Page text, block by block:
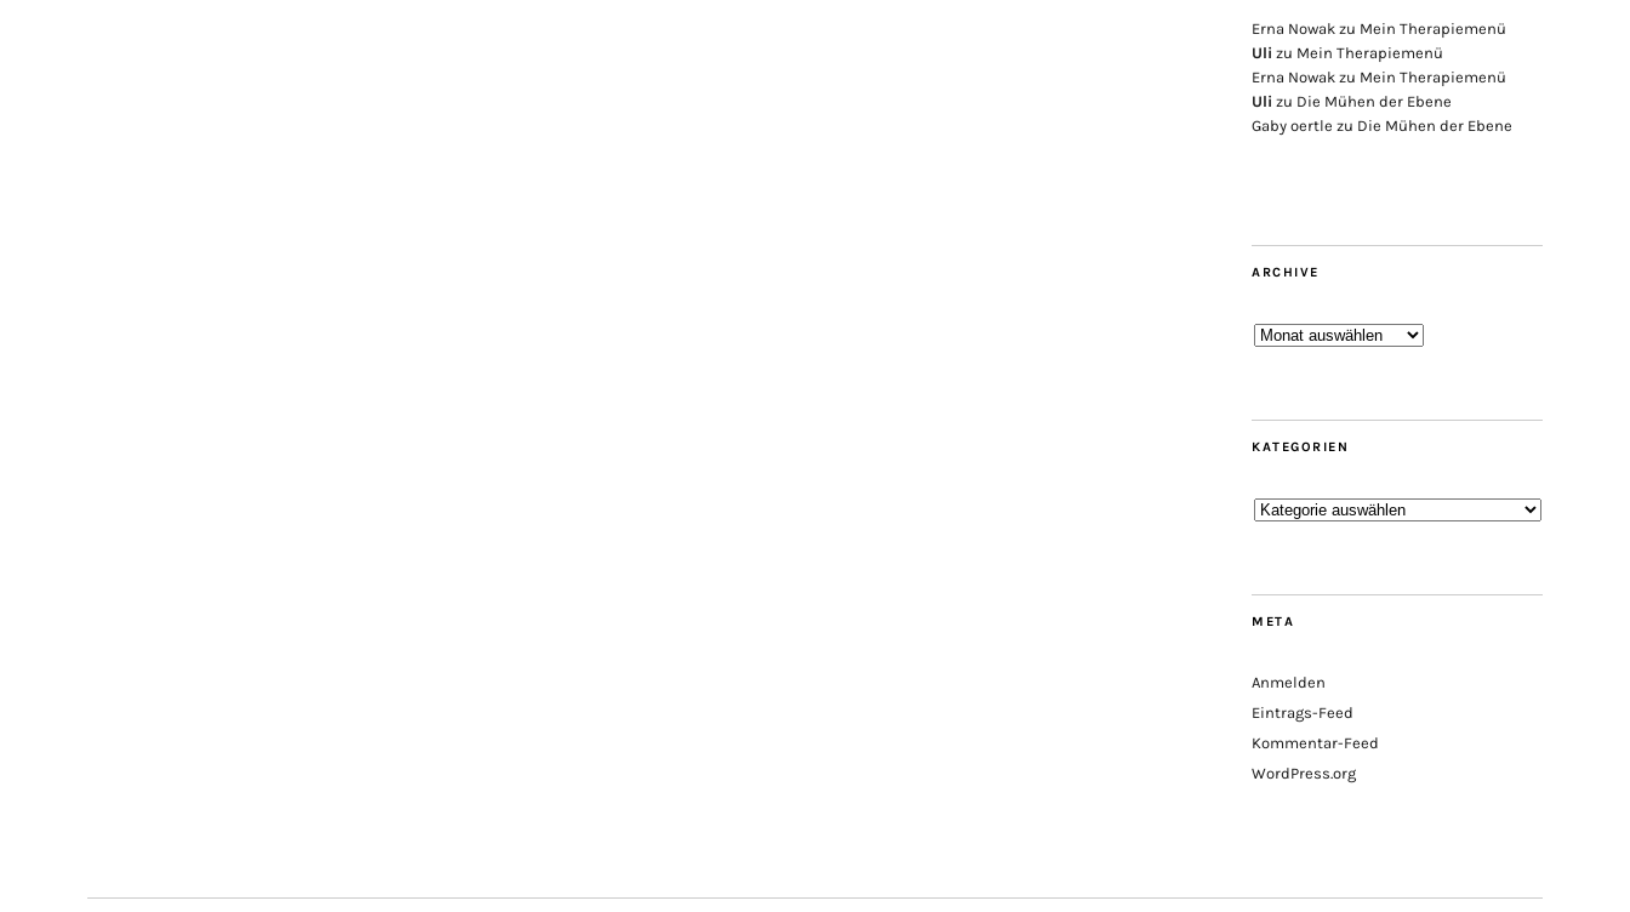
Erna Nowak zu Mein Therapiemenü
Uli zu Mein Therapiemenü
Erna Nowak zu Mein Therapiemenü
Uli zu Die Mühen der Ebene
Gaby oertle zu Die Mühen der Ebene
ARCHIVE
Archive
KATEGORIEN
Kategorien
META
Anmelden
Eintrags-Feed
Kommentar-Feed
WordPress.org